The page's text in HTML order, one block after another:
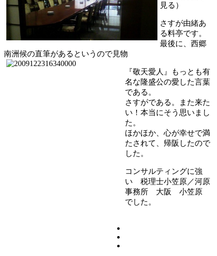
見る）
さすが由緒あ
る料亭です。
最後に、西郷
南洲候の直筆があるというので見物
『敬天愛人』もっとも有
名な隆盛公の愛した言葉
である。
さすがである。また来た
い！本当にそう思いまし
た。
ほかほか、心が幸せで満
たされて、帰阪したので
した。
コンサルティングに強
い 税理士小笠原／河原
事務所 大阪 小笠原
でした。